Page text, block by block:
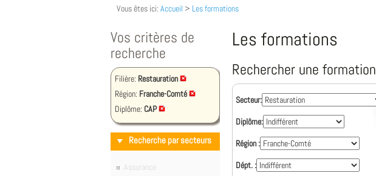
Vous êtes ici: Accueil > Les formations
Vos critères de
recherche
Filière: Restauration
Région: Franche-Comté
Diplôme: CAP
Recherche par secteurs
Assurance
Les formations
Rechercher une formation
Secteur:
Diplôme:
Région :
Dépt. :